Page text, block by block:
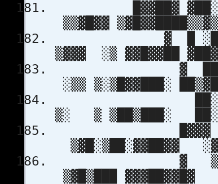
█▓▓██▓ ▓██░
▒▒▓█▓▓
▓ █ ░██▒
▒▓▓▓ ░▒
▓ ██
░▒▒ ▒░▒█▓▓███░
▒░ ▒
█▓▓▓
▓ ▒▒ ▓█
▒▓█▒███